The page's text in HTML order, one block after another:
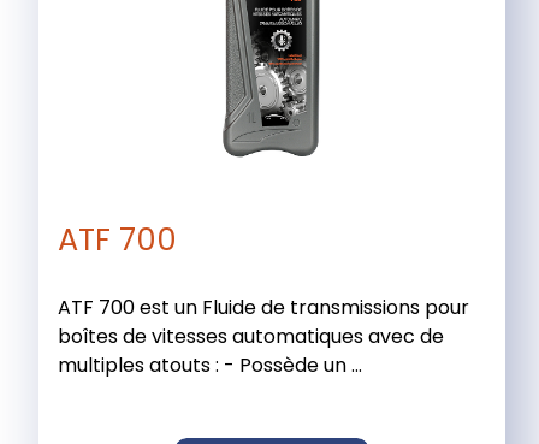
ATF 700
ATF 700 est un Fluide de transmissions pour
boîtes de vitesses automatiques avec de
multiples atouts : - Possède un ...